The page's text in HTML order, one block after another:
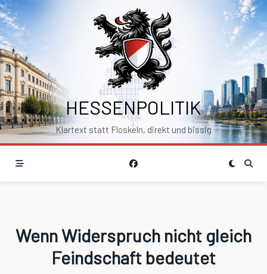
Skip
to
content
HESSENPOLITIK
Klartext statt Floskeln, direkt und bissig
Wenn Widerspruch nicht gleich
Feindschaft bedeutet